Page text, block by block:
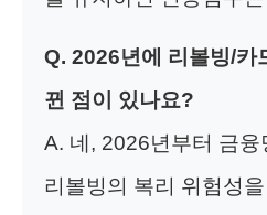
Q. 2026년에 리볼빙/카
뀐 점이 있나요?
A. 네, 2026년부터 금융
리볼빙의 복리 위험성